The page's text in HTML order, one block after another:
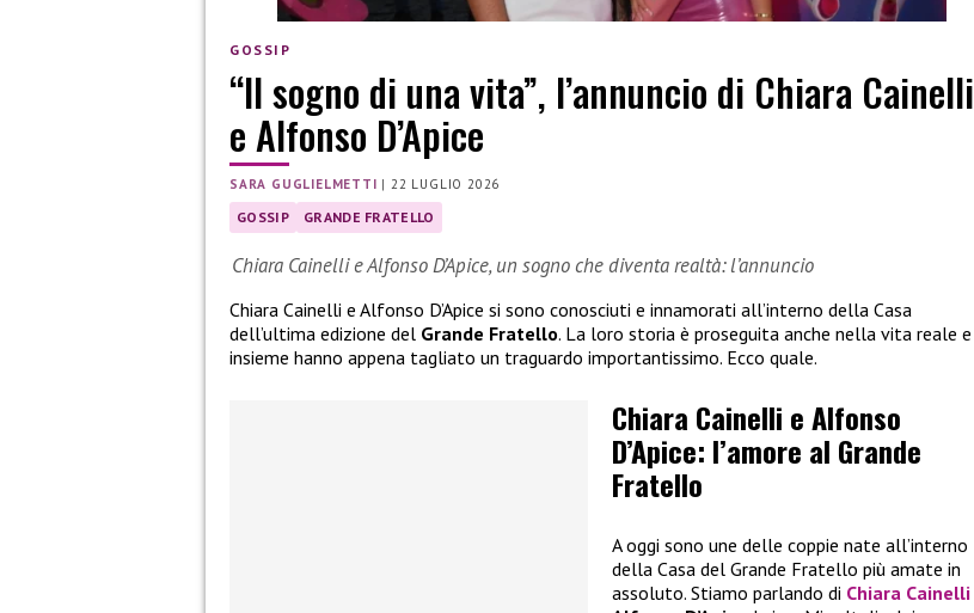
GOSSIP
“Il sogno di una vita”, l’annuncio di Chiara Cainelli
e Alfonso D’Apice
SARA GUGLIELMETTI |22 LUGLIO 2026
GOSSIP GRANDE FRATELLO
Chiara Cainelli e Alfonso D’Apice, un sogno che diventa realtà: l’annuncio
Chiara Cainelli e Alfonso D’Apice si sono conosciuti e innamorati all’interno della Casa
dell’ultima edizione del Grande Fratello. La loro storia è proseguita anche nella vita reale e
insieme hanno appena tagliato un traguardo importantissimo. Ecco quale.
Chiara Cainelli e Alfonso
D’Apice: l’amore al Grande
Fratello
A oggi sono une delle coppie nate all’interno
della Casa del Grande Fratello più amate in
assoluto. Stiamo parlando di Chiara Cainelli